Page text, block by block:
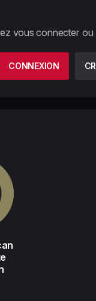
vous connecter
CONNEXION